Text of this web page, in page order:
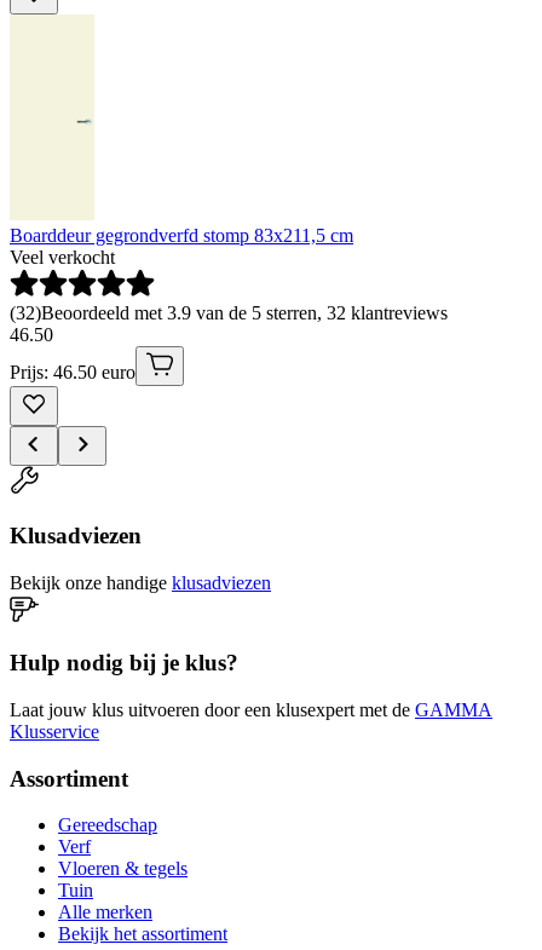
Boarddeur gegrondverfd stomp 83x211,5 cm
Veel verkocht
(32)Beoordeeld met 3.9 van de 5 sterren, 32 klantreviews
46.50
Prijs: 46.50 euro
Klusadviezen
Bekijk onze handige klusadviezen
Hulp nodig bij je klus?
Laat jouw klus uitvoeren door een klusexpert met de GAMMA
Klusservice
Assortiment
Gereedschap
Verf
Vloeren & tegels
Tuin
Alle merken
Bekijk het assortiment